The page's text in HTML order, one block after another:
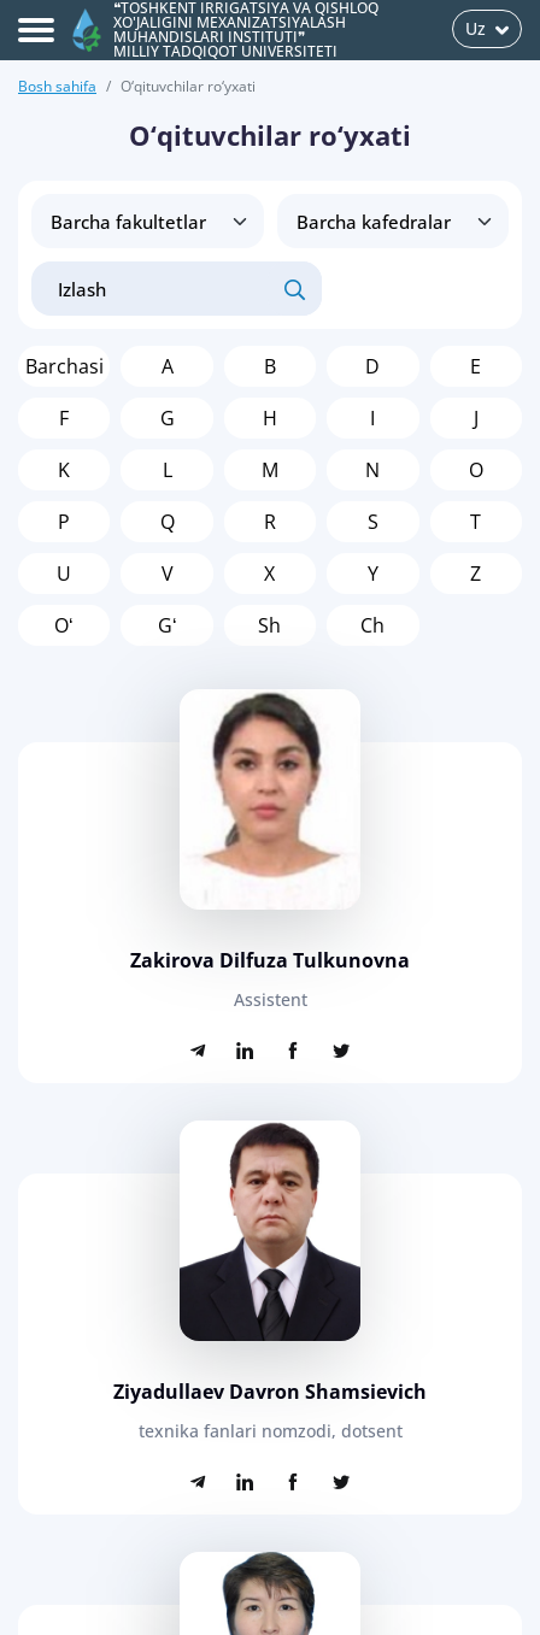
❝TOSHKENT IRRIGATSIYA VA QISHLOQ
XO'JALIGINI MEXANIZATSIYALASH
MUHANDISLARI INSTITUTI❞
MILLIY TADQIQOT UNIVERSITETI
Uz
Bosh sahifa O‘qituvchilar ro‘yxati
O‘qituvchilar ro‘yxati
Barchasi A B D
E
F
G H I
J
K
L M N
O
P
Q R S
T
U
V X Y
Z
Oʻ
Gʻ Sh Ch
Zakirova Dilfuza Tulkunovna
Assistent
Ziyadullaev Davron Shamsievich
texnika fanlari nomzodi, dotsent